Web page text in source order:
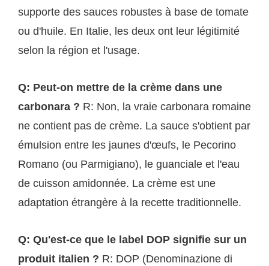
supporte des sauces robustes à base de tomate
ou d'huile. En Italie, les deux ont leur légitimité
selon la région et l'usage.
Q: Peut-on mettre de la crème dans une
carbonara ? R: Non, la vraie carbonara romaine
ne contient pas de crème. La sauce s'obtient par
émulsion entre les jaunes d'œufs, le Pecorino
Romano (ou Parmigiano), le guanciale et l'eau
de cuisson amidonnée. La crème est une
adaptation étrangère à la recette traditionnelle.
Q: Qu'est-ce que le label DOP signifie sur un
produit italien ? R: DOP (Denominazione di